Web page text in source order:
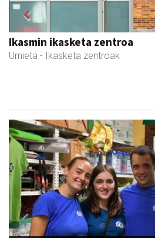
Akam espazioa
Amasa-Villabona - Arropa-dendak
Previous